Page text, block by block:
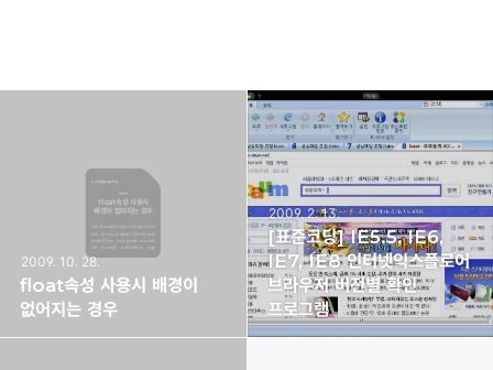
2009. 10. 28.
11:04
float속성 사용시 배경이
없어지는 경우
라지는 경우가 있습니다. 예를 들어 CSS 예제1 .wrap
{width:500px; background-color:red;}
른쪽 위와 같이 두개로 분리한 영역을 감싸는 영역의 배
지 않는 경우인데.. 이유는 float 란 녀석의 속성때문에
그렇습니다. float란 속성은 div 뿐 아니라 대부분의 코
영향을 주고 받습니다. 즉 위 예제에서..
float속성 사용시
배경이 없어지는 경우
soulgraphy
2009. 2. 13.
04:12
[표준코딩] IE5.5, IE6,
IE7, IE8 인터넷익스플로어
브라우저 버전별 확인
프로그램